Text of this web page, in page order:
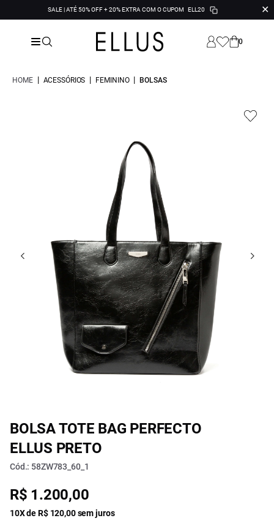
SALE | ATÉ 50% OFF + 20% EXTRA COM O CUPOM ELL20 ✕
0
HOME | ACESSÓRIOS | FEMININO | BOLSAS
BOLSA TOTE BAG PERFECTO
ELLUS PRETO
Cód.: 58ZW783_60_1
R$ 1.200,00
10X de R$ 120,00 sem juros